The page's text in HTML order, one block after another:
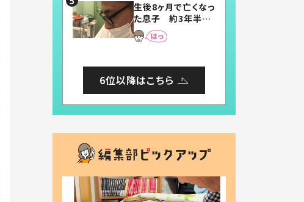
まらない」「幸せにな
れる」
生後8ヶ月で亡くなっ
た息子 約3年半
後、当時の妻の日記
に書いてあった本音
6位以降はこちら